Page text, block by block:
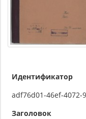
Идентификатор
adf76d01-46ef-4072-
Заголовок